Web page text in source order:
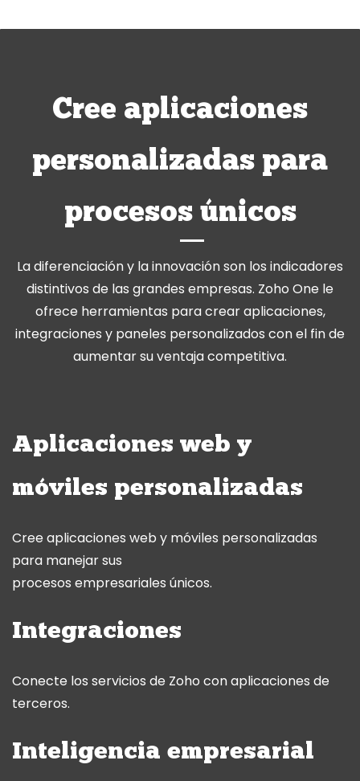
Cree aplicaciones
personalizadas para
procesos únicos
La diferenciación y la innovación son los indicadores
distintivos de las grandes empresas. Zoho One le
ofrece herramientas para crear aplicaciones,
integraciones y paneles personalizados con el fin de
aumentar su ventaja competitiva.
Aplicaciones web y
móviles personalizadas
Cree aplicaciones web y móviles personalizadas
para manejar sus
procesos empresariales únicos.
Integraciones
Conecte los servicios de Zoho con aplicaciones de
terceros.
Inteligencia empresarial